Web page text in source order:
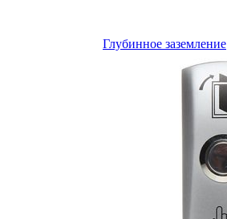
Глубинное заземление